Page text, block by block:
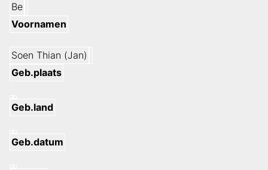
Be
Voornamen
Soen Thian (Jan)
Geb.plaats
Geb.land
Geb.datum